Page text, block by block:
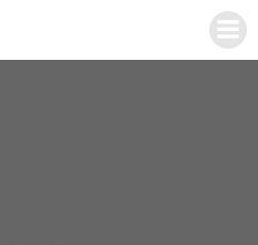
springen